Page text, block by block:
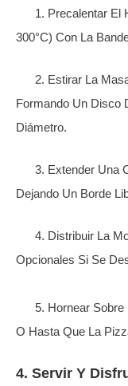
1. Precalentar El
300°C) Con La
2. Estirar La
Formando Un Disco
Diámetro.
3. Extender Una
Dejando Un Borde
4. Distribuir La
Opcionales Si Se
5. Hornear Sobre
O Hasta Que La
4. Servir Y